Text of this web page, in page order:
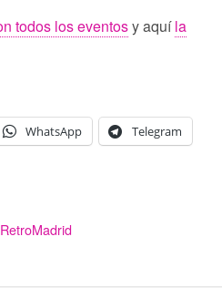
todos los eventosy aquíla
WhatsApp Telegram
RetroMadrid